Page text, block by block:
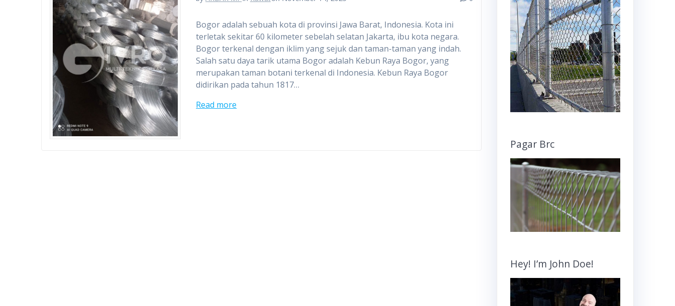
Bogor adalah sebuah kota di provinsi Jawa Barat, Indonesia. Kota ini
terletak sekitar 60 kilometer sebelah selatan Jakarta, ibu kota negara.
Bogor terkenal dengan iklim yang sejuk dan taman-taman yang indah.
Salah satu daya tarik utama Bogor adalah Kebun Raya Bogor, yang
merupakan taman botani terkenal di Indonesia. Kebun Raya Bogor
didirikan pada tahun 1817…
Read more
Pagar Brc
Hey! I’m John Doe!